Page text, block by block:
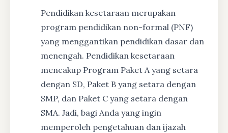
Pendidikan kesetaraan merupakan
program pendidikan non-formal (PNF)
yang menggantikan pendidikan dasar dan
menengah. Pendidikan kesetaraan
mencakup Program Paket A yang setara
dengan SD, Paket B yang setara dengan
SMP, dan Paket C yang setara dengan
SMA. Jadi, bagi Anda yang ingin
memperoleh pengetahuan dan ijazah